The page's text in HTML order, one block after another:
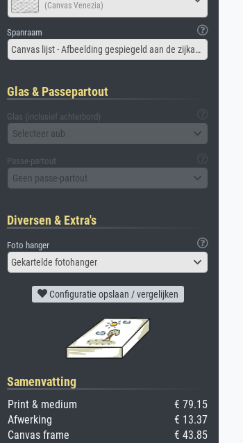
(Canvas Venezia)
Spanraam
Canvas lijst - Afbeelding gespiegeld aan de zijkant
Glas & Passepartout
Glas (inclusief achterbord)
Selecteer aub
Passe-partout
Geen passe-partout
Diversen & Extra's
Foto hanger
Gekartelde fotohanger
Configuratie opslaan / vergelijken
Samenvatting
Print & medium
€ 79.15
Afwerking
€ 13.37
Canvas frame
€ 43.85